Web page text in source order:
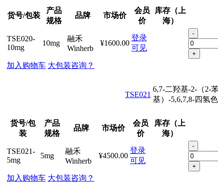
货号/包装
产品
规格
品牌 市场价
会员
价
库存（上
海）
TSE020-
10mg
10mg
融禾
Winherb
¥1600.00
登录
可见
-
+
加入购物车 大包装咨询？
TSE021
6,7-二羟基-2-（2-
基）-5,6,7,8-四氢
货号/包
装
产品
规格
品牌 市场价
会员
价
库存（上
海）
TSE021-
5mg
5mg
融禾
Winherb
¥4500.00
登录
可见
-
+
加入购物车 大包装咨询？